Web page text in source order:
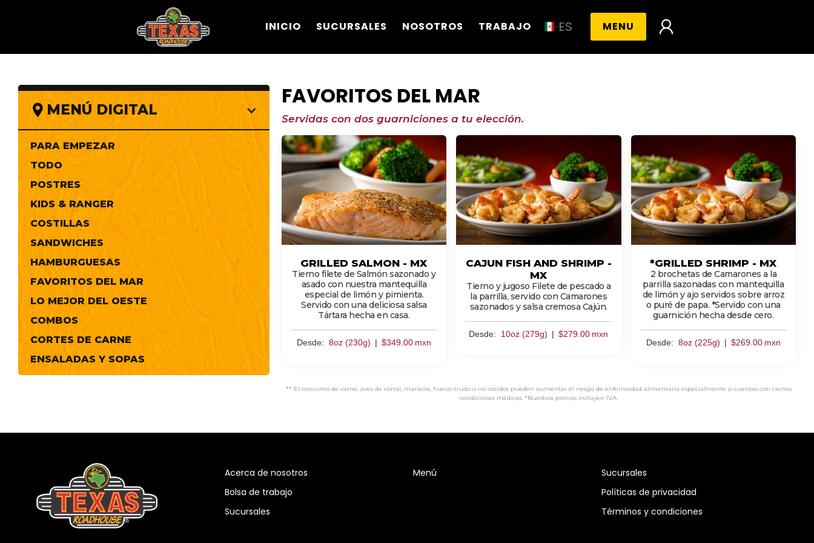
INICIO SUCURSALES NOSOTROS TRABAJO ES MENU
MENÚ DIGITAL
PARA EMPEZAR
TODO
POSTRES
KIDS & RANGER
COSTILLAS
SANDWICHES
HAMBURGUESAS
FAVORITOS DEL MAR
LO MEJOR DEL OESTE
COMBOS
CORTES DE CARNE
ENSALADAS Y SOPAS
FAVORITOS DEL MAR
Servidas con dos guarniciones a tu elección.
GRILLED SALMON - MX
Tierno filete de Salmón sazonado y
asado con nuestra mantequilla
especial de limón y pimienta.
Servido con una deliciosa salsa
Tártara hecha en casa.
Desde: 8oz (230g) | $349.00 mxn
CAJUN FISH AND SHRIMP -
MX
Tierno y jugoso Filete de pescado a
la parrilla, servido con Camarones
sazonados y salsa cremosa Cajún.
Desde: 10oz (279g) | $279.00 mxn
*GRILLED SHRIMP - MX
2 brochetas de Camarones a la
parrilla sazonadas con mantequilla
de limón y ajo servidos sobre arroz
o puré de papa. *Servido con una
guarnición hecha desde cero.
Desde: 8oz (225g) | $269.00 mxn
** El consumo de carne, aves de corral, mariscos, huevo crudo o no cocidos pueden aumentar el riesgo de enfermedad alimentaria especialmente si cuentas con ciertas
condiciones médicas. *Nuestros precios incluyen IVA.
Acerca de nosotros
Bolsa de trabajo
Sucursales
Menú
Sucursales
Políticas de privacidad
Términos y condiciones